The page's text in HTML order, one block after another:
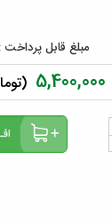
مبلغ قابل پرداخت :
5,400,000